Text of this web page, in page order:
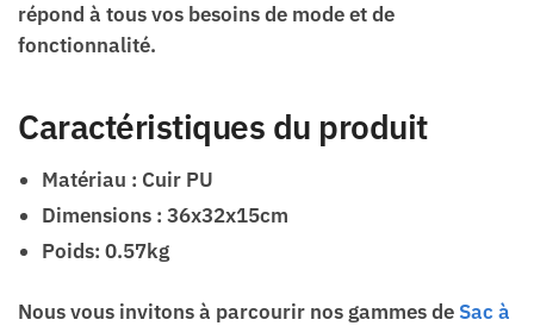
répond à tous vos besoins de mode et de
fonctionnalité.
Caractéristiques du produit
Matériau : Cuir PU
Dimensions : 36x32x15cm
Poids: 0.57kg
Nous vous invitons à parcourir nos gammes de Sac à